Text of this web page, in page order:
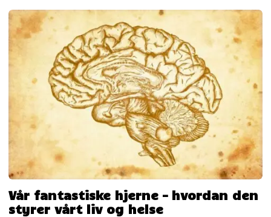
Vår fantastiske hjerne – hvordan den
styrer vårt liv og helse